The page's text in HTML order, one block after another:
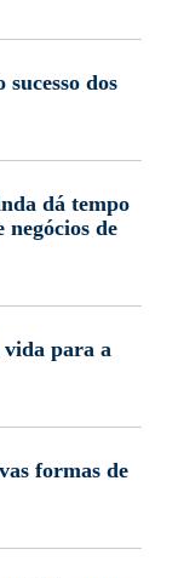
dos
dá tempo
negócios de
para a
formas de